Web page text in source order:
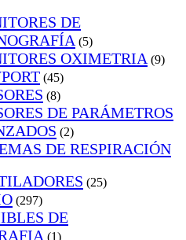
DE
(5)
OXIMETRIA (9)
(45)
(8)
DE PARÁMETROS
(2)
DE RESPIRACIÓN
(25)
(297)
DE
(1)